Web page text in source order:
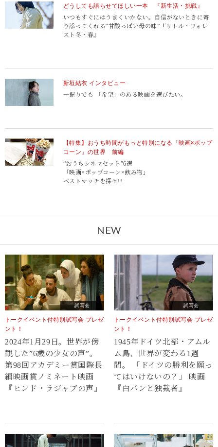
どうしても語らせてほしい一本 『新生活・挑戦』
いつもすぐにはうまくいかない。
自信がないときに寄
り添ってくれる“甘酸っぱい母の味”『リトル・フォレ
スト冬・春』
新垣結衣 インタビュー
一握りでも 「希望」のある映画を選びたい。
【特集】おうち時間がもっと特別になる「映画×ポップ
コーン」の世界 前編
“おうちシネマセット”6選
「映画×ポップコーン×飲み物」
ベストマッチを探せ!!
NEW
試写会
トークイベント付特別試写会 プレゼ
ント！
2024年1月29日。世界が傍
観した”6歳の少女の声”。
第98回アカデミー賞国際長
編映画賞ノミネート映画
『ヒンド・ラジャブの声』
試写会
トークイベント付特別試写会 プレゼ
ント！
1945年ドイツ北部・アムル
ム島、世界が変わる1週
間。 「ドイツの勝利を願っ
てはいけないの？」 映画
『白パンと独裁者』